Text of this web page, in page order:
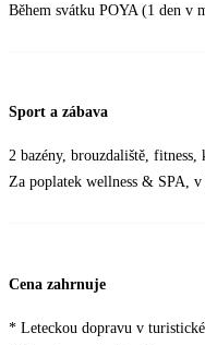
Během svátku POYA (1 den v
Sport a zábava
2 bazény, brouzdaliště,
Za poplatek wellness & SPA,
Cena zahrnuje
* Leteckou dopravu v